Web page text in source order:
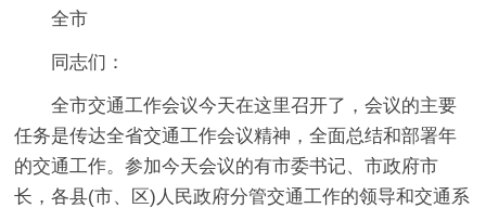
全市
同志们：
全市交通工作会议今天在这里召开了，会议的主要
任务是传达全省交通工作会议精神，全面总结和部署年
的交通工作。参加今天会议的有市委书记、市政府市
长，各县(市、区)人民政府分管交通工作的领导和交通系